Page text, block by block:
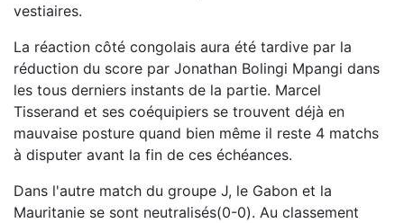
vestiaires.
La réaction côté congolais aura été tardive par la
réduction du score par Jonathan Bolingi Mpangi dans
les tous derniers instants de la partie. Marcel
Tisserand et ses coéquipiers se trouvent déjà en
mauvaise posture quand bien même il reste 4 matchs
à disputer avant la fin de ces échéances.
Dans l'autre match du groupe J, le Gabon et la
Mauritanie se sont neutralisés(0-0). Au classement